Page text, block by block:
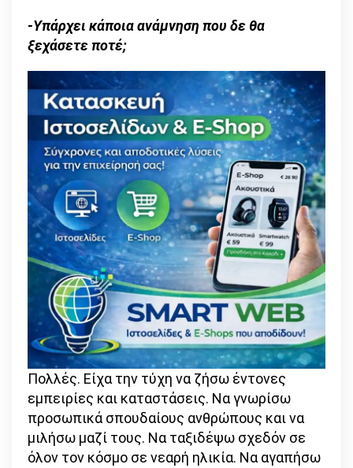
-Υπάρχει κάποια ανάμνηση που δε θα
ξεχάσετε ποτέ;
Πολλές. Είχα την τύχη να ζήσω έντονες
εμπειρίες και καταστάσεις. Να γνωρίσω
προσωπικά σπουδαίους ανθρώπους και να
μιλήσω μαζί τους. Να ταξιδέψω σχεδόν σε
όλον τον κόσμο σε νεαρή ηλικία. Να αγαπήσω